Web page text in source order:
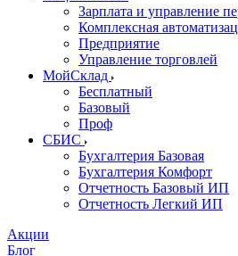
Зарплата и управление
Комплексная
Предприятие
Управление торговлей
МойСклад
Бесплатный
Базовый
Проф
СБИС
Бухгалтерия Базовая
Бухгалтерия Комфорт
Отчетность Базовый ИП
Отчетность Легкий ИП
Акции
Блог